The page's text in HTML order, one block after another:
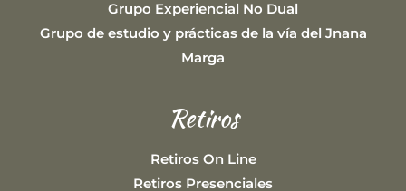
Grupo Experiencial No Dual
Grupo de estudio y prácticas de la vía del Jnana
Marga
Retiros
Retiros On Line
Retiros Presenciales